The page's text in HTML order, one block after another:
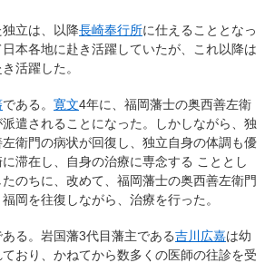
立は、以降長崎奉行所に仕えることとなっ
本各地に赴き活躍していたが、これ以降は
活躍した。
である。 寛文4年に、福岡藩士の奥西善左衛
遣されることになった。しかしながら、独
衛門の病状が回復し、独立自身の体調も優
滞在し、自身の治療に専念する こととし
のちに、改めて、福岡藩士の奥西善左衛門
岡を往復しながら、治療を行った。
ある。岩国藩3代目藩主である吉川広嘉は幼
おり、かねてから数多くの医師の往診を受